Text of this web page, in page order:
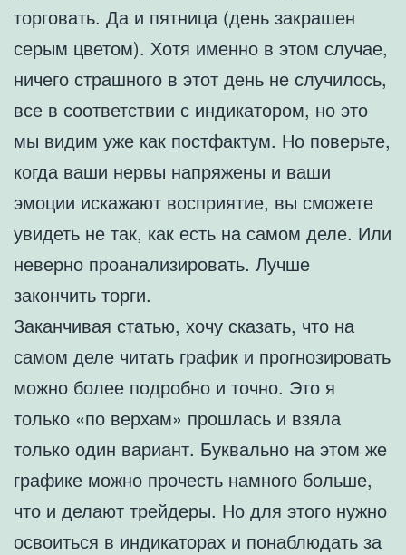
торговать. Да и пятница (день закрашен
серым цветом). Хотя именно в этом случае,
ничего страшного в этот день не случилось,
все в соответствии с индикатором, но это
мы видим уже как постфактум. Но поверьте,
когда ваши нервы напряжены и ваши
эмоции искажают восприятие, вы сможете
увидеть не так, как есть на самом деле. Или
неверно проанализировать. Лучше
закончить торги.
Заканчивая статью, хочу сказать, что на
самом деле читать график и прогнозировать
можно более подробно и точно. Это я
только «по верхам» прошлась и взяла
только один вариант. Буквально на этом же
графике можно прочесть намного больше,
что и делают трейдеры. Но для этого нужно
освоиться в индикаторах и понаблюдать за